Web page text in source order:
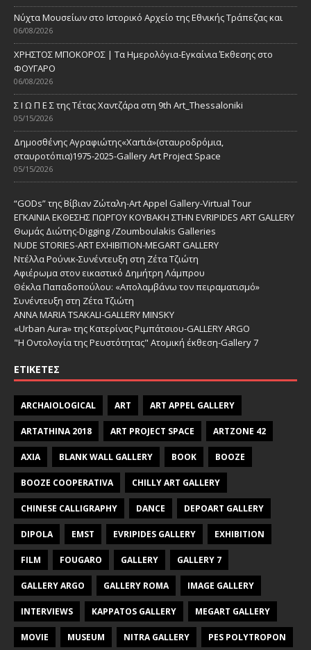
Νύχτα Μουσείων στο Ιστορικό Αρχείο της Εθνικής Τράπεζας και
06/08/2026
ΧΡΗΣΤΟΣ ΜΠΟΚΟΡΟΣ | Τα Ημερολόγια-Εγκαίνια Έκθεσης στο
ΦΟΥΓΑΡΟ
06/08/2026
Σ Ι Ω Π Ε Σ της Τέτας Χαντζάρα στη 9th Art_Thessaloniki
05/15/2026
Δημοσθένης Αγραφιώτης«Xαrtιά»(σταυροδρόμια,
σταυροτόπια)1975-2025-Gallery Art Project Space
05/15/2026
“GODs” της Βίβιαν Ζώταλη-Art Appel Gallery-Virtual Tour
ΕΓΚΑΙΝΙΑ ΕΚΘΕΣΗΣ ΓΙΩΡΓΟΥ ΚΟΥΒΑΚΗ ΣΤΗΝ EVRIPIDES ART GALLERY
Θωμάς Διώτης-Digging /Zoumboulakis Galleries
NUDE STORIES-ΑRT EXHIBITION-MEGART GALLERY
Ντέλλα Ρούνικ-Συνέντευξη στη Ζέτα Τζιώτη
Αφιέρωμα στον εικαστικό Δημήτρη Λάμπρου
Θέκλα Παπαδοπούλου: «Απολαμβάνω τον πειραματισμό»
Συνέντευξη στη Ζέτα Τζιώτη
ANNA MARIA TSAKALI-GALLERY MINSKY
«Urban Aura» της Κατερίνας Ριμπάτσιου-GALLERY ARGO
"Η Οντολογία της Ρευστότητας" Ατομική έκθεση-Gallery 7
ΕΤΙΚΈΤΕΣ
ARCHAIOLOGICAL ART ART APPEL GALLERY
ARTATHINA 2018 ART PROJECT SPACE ARTZONE 42
AXIA BLANK WALL GALLERY BOOK BOOZE
BOOZE COOPERATIVA CHILLY ART GALLERY
CHINESE CALLIGRAPHY DANCE DEPOART GALLERY
DIPOLA EMST EVRIPIDES GALLERY EXHIBITION
FILM FOUGARO GALLERY GALLERY 7
GALLERY ARGO GALLERY ROMA IMAGE GALLERY
INTERVIEWS KAPPATOS GALLERY MEGART GALLERY
MOVIE MUSEUM NITRA GALLERY PES POLYTROPON